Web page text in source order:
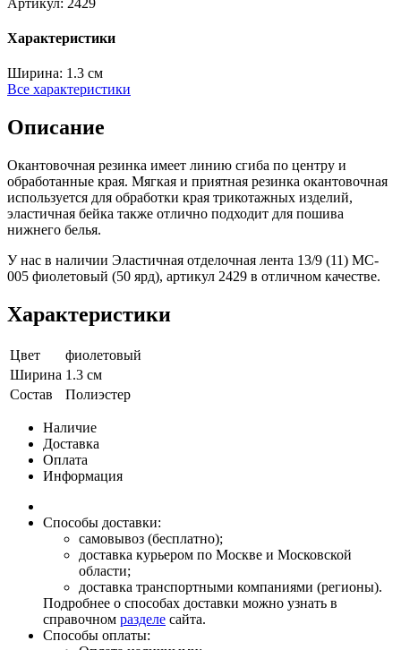
Характеристики
Ширина: 1.3 см
Все характеристики
Описание
Окантовочная резинка имеет линию сгиба по центру и
обработанные края. Мягкая и приятная резинка окантовочная
используется для обработки края трикотажных изделий,
эластичная бейка также отлично подходит для пошива
нижнего белья.
У нас в наличии Эластичная отделочная лента 13/9 (11) MC-
005 фиолетовый (50 ярд), артикул 2429 в отличном качестве.
Характеристики
Цвет
фиолетовый
Ширина 1.3 см
Состав
Полиэстер
Наличие
Доставка
Оплата
Информация
Способы доставки:
самовывоз (бесплатно);
доставка курьером по Москве и Московской
области;
доставка транспортными компаниями (регионы).
Подробнее о способах доставки можно узнать в
справочном разделе сайта.
Способы оплаты: